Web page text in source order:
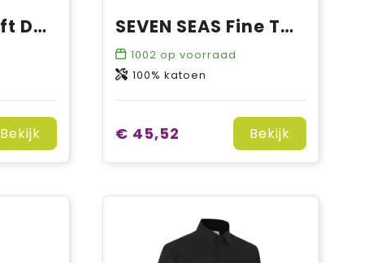
SEVEN SEAS Soft Denim | modern
Bekijk
SEVEN SEAS Fine Twill Contrast | slim
1002 op voorraad
100% katoen
€ 45,52 Bekijk